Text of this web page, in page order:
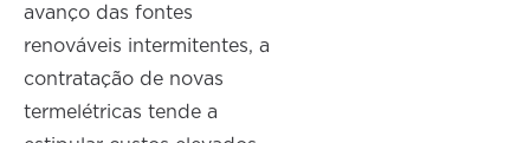
avanço das fontes
renováveis intermitentes, a
contratação de novas
termelétricas tende a